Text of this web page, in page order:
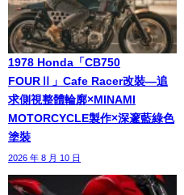
1978 Honda「CB750
FOURⅡ」Cafe Racer改裝—追
求側視整體輪廓×MINAMI
MOTORCYCLE製作×深邃藍綠色
塗裝
2026 年 8 月 10 日